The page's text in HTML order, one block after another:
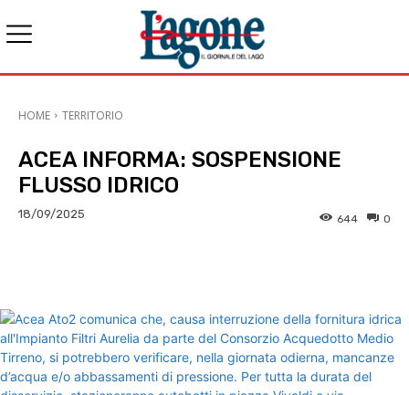
HOME TERRITORIO
ACEA INFORMA: SOSPENSIONE
FLUSSO IDRICO
18/09/2025 0
644